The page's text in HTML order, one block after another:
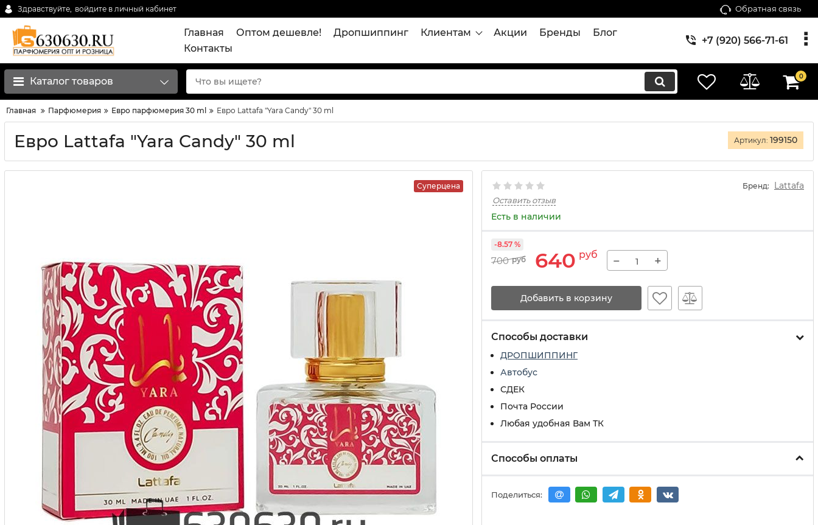
Здравствуйте, войдите в личный кабинет Обратная связь
Главная Оптом дешевле! Дропшиппинг Клиентам Акции Бренды
Блог
Контакты
+7 (920) 566-71-61
Каталог товаров 0
Главная Парфюмерия Евро парфюмерия 30 ml Евро Lattafa "Yara Candy" 30 ml
Евро Lattafa "Yara Candy" 30 ml Артикул: 199150
Суперцена Бренд: Lattafa
Оставить отзыв
Есть в наличии
700 руб 640 руб
-8.57 %
− +
Добавить в корзину
Способы доставки
ДРОПШИППИНГ
Автобус
СДЕК
Почта России
Любая удобная Вам ТК
Способы оплаты
Поделиться: